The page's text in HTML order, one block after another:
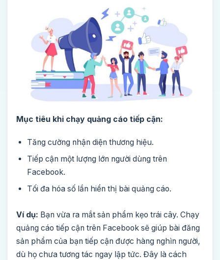
Mục tiêu khi chạy quảng cáo tiếp cận:
Tăng cường nhận diện thương hiệu.
Tiếp cận một lượng lớn người dùng trên
Facebook.
Tối đa hóa số lần hiển thị bài quảng cáo.
Ví dụ: Bạn vừa ra mắt sản phẩm kẹo trái cây. Chạy
quảng cáo tiếp cận trên Facebook sẽ giúp bài đăng
sản phẩm của bạn tiếp cận được hàng nghìn người,
dù họ chưa tương tác ngay lập tức. Đây là cách